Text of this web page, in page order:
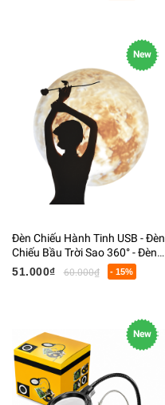
New
Đèn Chiếu Hành Tinh USB - Đèn
Chiếu Bầu Trời Sao 360° - Đèn
Ngủ Trang Trí Phòng Ngủ, Quà
51.000₫ 60.000₫ - 15%
New